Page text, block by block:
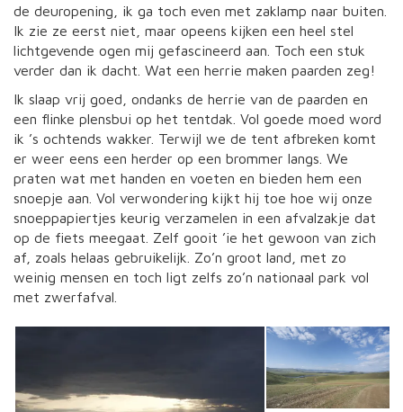
de deuropening, ik ga toch even met zaklamp naar buiten.
Ik zie ze eerst niet, maar opeens kijken een heel stel
lichtgevende ogen mij gefascineerd aan. Toch een stuk
verder dan ik dacht. Wat een herrie maken paarden zeg!
Ik slaap vrij goed, ondanks de herrie van de paarden en
een flinke plensbui op het tentdak. Vol goede moed word
ik ’s ochtends wakker. Terwijl we de tent afbreken komt
er weer eens een herder op een brommer langs. We
praten wat met handen en voeten en bieden hem een
snoepje aan. Vol verwondering kijkt hij toe hoe wij onze
snoeppapiertjes keurig verzamelen in een afvalzakje dat
op de fiets meegaat. Zelf gooit ’ie het gewoon van zich
af, zoals helaas gebruikelijk. Zo’n groot land, met zo
weinig mensen en toch ligt zelfs zo’n nationaal park vol
met zwerfafval.